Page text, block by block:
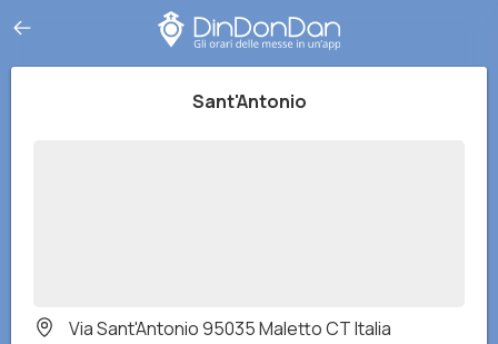
Sant'Antonio
Via Sant'Antonio 95035 Maletto CT Italia